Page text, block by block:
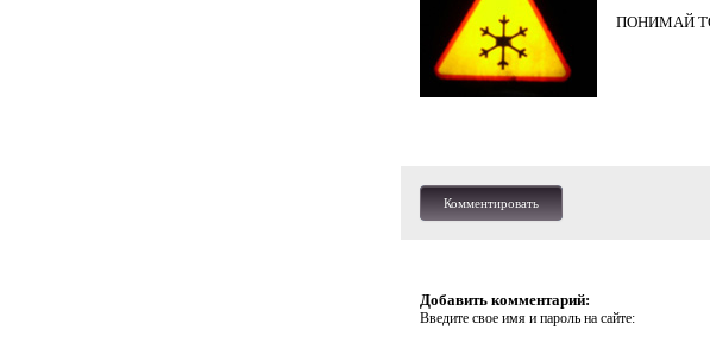
ПОНИМАЙ
Комментировать
Добавить комментарий:
Введите свое имя и пароль на сайте: